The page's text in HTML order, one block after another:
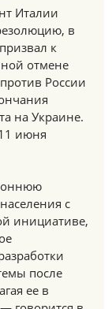
Италии
в
к
отмене
России
на Украине.
июня
с
инициативе,
после
ее в